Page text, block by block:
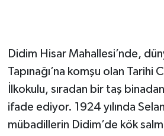
Didim Hisar Mahallesi’nde,
Tapınağı’na komşu olan Tarihi
İlkokulu, sıradan bir taş
ifade ediyor. 1924 yılında
mübadillerin Didim’de kök